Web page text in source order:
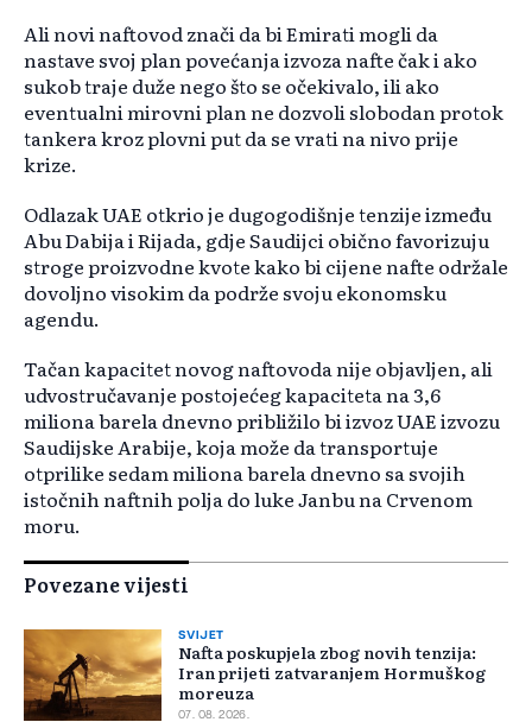
Ali novi naftovod znači da bi Emirati mogli da
nastave svoj plan povećanja izvoza nafte čak i ako
sukob traje duže nego što se očekivalo, ili ako
eventualni mirovni plan ne dozvoli slobodan protok
tankera kroz plovni put da se vrati na nivo prije
krize.
Odlazak UAE otkrio je dugogodišnje tenzije između
Abu Dabija i Rijada, gdje Saudijci obično favorizuju
stroge proizvodne kvote kako bi cijene nafte održale
dovoljno visokim da podrže svoju ekonomsku
agendu.
Tačan kapacitet novog naftovoda nije objavljen, ali
udvostručavanje postojećeg kapaciteta na 3,6
miliona barela dnevno približilo bi izvoz UAE izvozu
Saudijske Arabije, koja može da transportuje
otprilike sedam miliona barela dnevno sa svojih
istočnih naftnih polja do luke Janbu na Crvenom
moru.
Povezane vijesti
SVIJET
Nafta poskupjela zbog novih tenzija:
Iran prijeti zatvaranjem Hormuškog
moreuza
07. 08. 2026.